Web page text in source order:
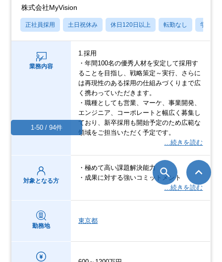
株式会社MyVision
正社員採用 土日祝休み 休日120日以上 転勤なし 学歴不
業務内容
1.採用
・年間100名の優秀人材を安定して採用す
ることを目指し、戦略策定～実行、さらに
は再現性のある採用の仕組みづくりまで広
く携わっていただきます。
・職種としても営業、マーケ、事業開発、
エンジニア、コーポレートと幅広く募集し
ており、新卒採用も開始予定のため広範な
領域をご担当いただく予定です。
…続きを読む
対象となる方
・極めて高い課題解決能力
・成果に対する強いコミットメント
…続きを読む
勤務地
東京都
1-50 / 94件